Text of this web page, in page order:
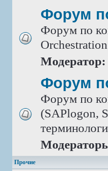
Форум
Форум по
Orchestration
Модератор:
Форум
Форум по
(SAPlogon,
Прочие